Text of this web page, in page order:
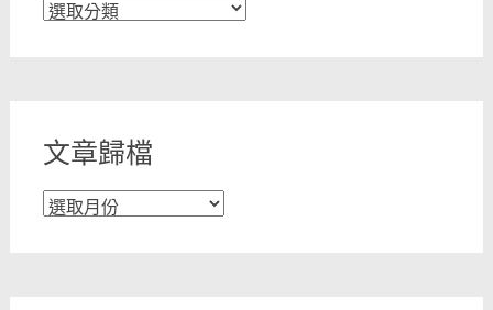
文
文章歸檔
文